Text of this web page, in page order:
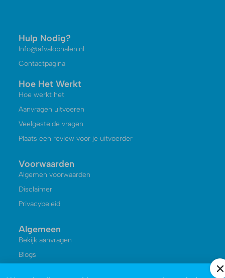
Hulp Nodig?
Info@afvalophalen.nl
Contactpagina
Hoe Het Werkt
Hoe werkt het
Aanvragen uitvoeren
Veelgestelde vragen
Plaats een review voor je uitvoerder
Voorwaarden
Algemen voorwaarden
Disclaimer
Privacybeleid
Algemeen
Bekijk aanvragen
Blogs